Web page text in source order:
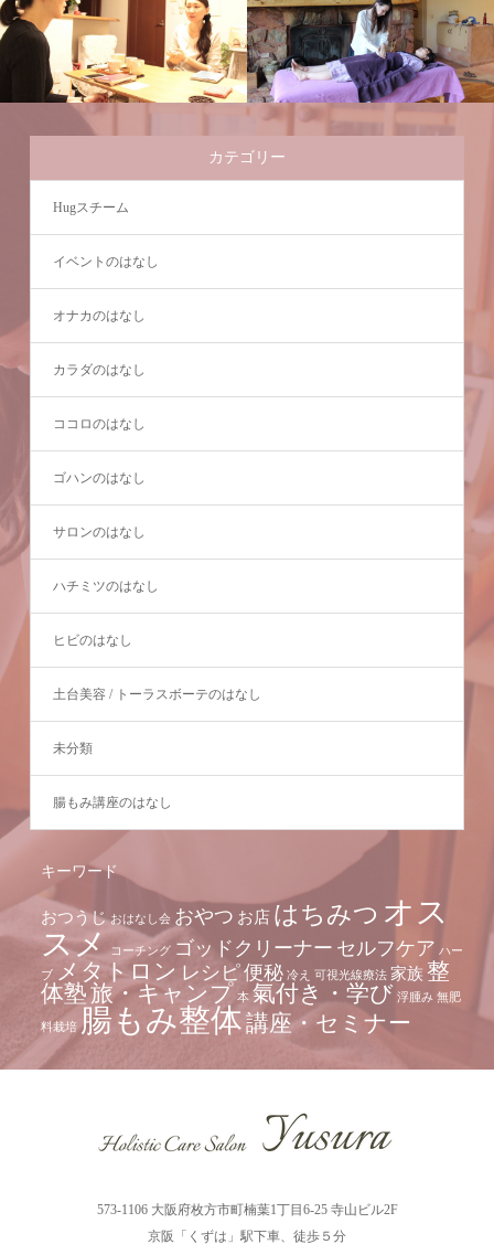
カテゴリー
Hugスチーム
イベントのはなし
オナカのはなし
カラダのはなし
ココロのはなし
ゴハンのはなし
サロンのはなし
ハチミツのはなし
ヒビのはなし
土台美容 / トーラスボーテのはなし
未分類
腸もみ講座のはなし
キーワード
おつうじ おはなし会 おやつ お店 はちみつ オス
スメ コーチング ゴッドクリーナー セルフケア ハー
ブ
メタトロン レシピ便秘 冷え 可視光線療法 家族 整
体塾旅・キャンプ 本 氣付き・学び 浮腫み 無肥
料栽培 腸もみ整体講座・セミナー
573-1106 大阪府枚方市町楠葉1丁目6-25 寺山ビル2F
京阪「くずは」駅下車、徒歩５分